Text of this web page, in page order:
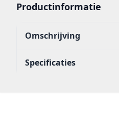
Productinformatie
Omschrijving
Specificaties